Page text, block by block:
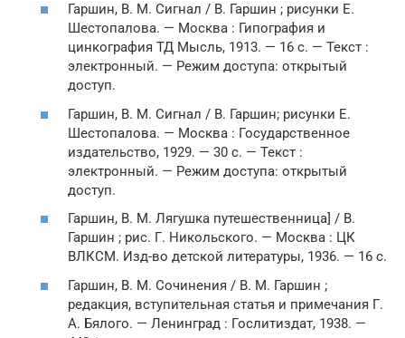
Гаршин, В. М. Сигнал / В. Гаршин ; рисунки Е.
Шестопалова. — Москва : Гипография и
цинкография ТД Мысль, 1913. — 16 с. — Текст :
электронный. — Режим доступа: открытый
доступ.
Гаршин, В. М. Сигнал / В. Гаршин; рисунки Е.
Шестопалова. — Москва : Государственное
издательство, 1929. — 30 с. — Текст :
электронный. — Режим доступа: открытый
доступ.
Гаршин, В. М. Лягушка путешественница] / В.
Гаршин ; рис. Г. Никольского. — Москва : ЦК
ВЛКСМ. Изд-во детской литературы, 1936. — 16 с.
Гаршин, В. М. Сочинения / В. М. Гаршин ;
редакция, вступительная статья и примечания Г.
А. Бялого. — Ленинград : Гослитиздат, 1938. —